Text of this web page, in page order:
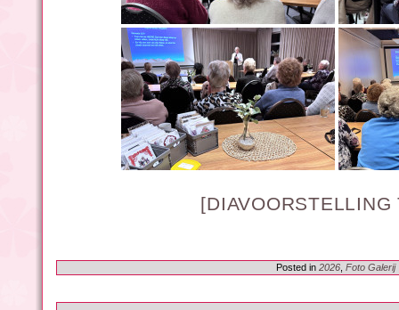
[DIAVOORSTELLING
Posted in 2026 Foto Galerij